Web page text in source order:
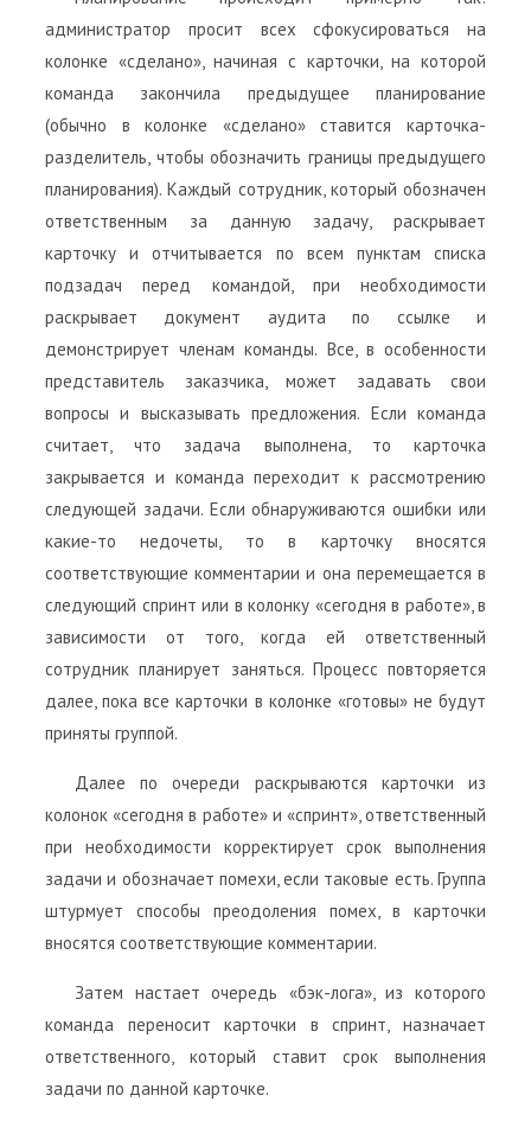
администратор просит всех сфокусироваться на
колонке «сделано», начиная с карточки, на которой
команда закончила предыдущее планирование
(обычно в колонке «сделано» ставится карточка-
разделитель, чтобы обозначить границы предыдущего
планирования). Каждый сотрудник, который обозначен
ответственным за данную задачу, раскрывает
карточку и отчитывается по всем пунктам списка
подзадач перед командой, при необходимости
раскрывает документ аудита по ссылке и
демонстрирует членам команды. Все, в особенности
представитель заказчика, может задавать свои
вопросы и высказывать предложения. Если команда
считает, что задача выполнена, то карточка
закрывается и команда переходит к рассмотрению
следующей задачи. Если обнаруживаются ошибки или
какие-то недочеты, то в карточку вносятся
соответствующие комментарии и она перемещается в
следующий спринт или в колонку «сегодня в работе», в
зависимости от того, когда ей ответственный
сотрудник планирует заняться. Процесс повторяется
далее, пока все карточки в колонке «готовы» не будут
приняты группой.
Далее по очереди раскрываются карточки из
колонок «сегодня в работе» и «спринт», ответственный
при необходимости корректирует срок выполнения
задачи и обозначает помехи, если таковые есть. Группа
штурмует способы преодоления помех, в карточки
вносятся соответствующие комментарии.
Затем настает очередь «бэк-лога», из которого
команда переносит карточки в спринт, назначает
ответственного, который ставит срок выполнения
задачи по данной карточке.